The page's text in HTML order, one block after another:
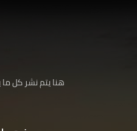
هنا يتم نشر كل